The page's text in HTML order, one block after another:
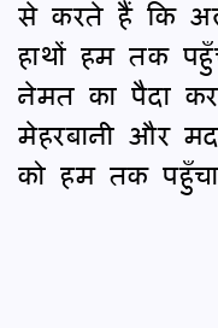
से करते हैं कि
हाथों हम तक
नेमत का पैदा
मेहरबानी और
को हम तक